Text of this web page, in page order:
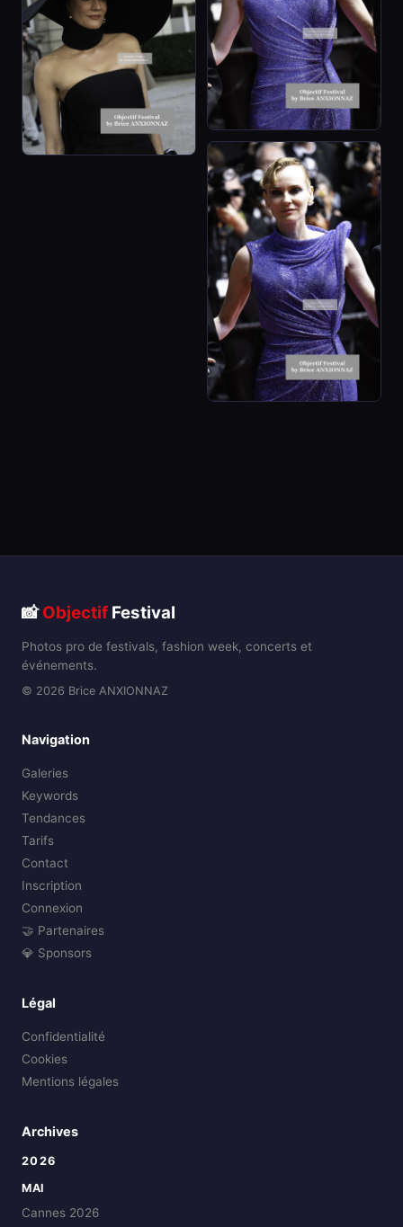
📸Objectif Festival
Photos pro de festivals, fashion week, concerts et
événements.
© 2026 Brice ANXIONNAZ
Navigation
Galeries
Keywords
Tendances
Tarifs
Contact
Inscription
Connexion
🤝 Partenaires
💎 Sponsors
Légal
Confidentialité
Cookies
Mentions légales
Archives
2026
MAI
Cannes 2026